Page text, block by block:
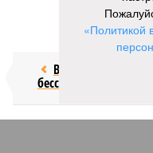
Возраст
бессмертия
«Политикой